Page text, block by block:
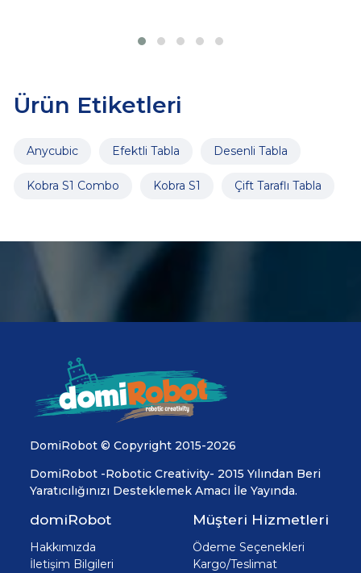
Ürün Etiketleri
Anycubic Efektli Tabla Desenli Tabla
Kobra S1 Combo Kobra S1 Çift Taraflı Tabla
DomiRobot © Copyright 2015-2026
DomiRobot -Robotic Creativity- 2015 Yılından Beri
Yaratıcılığınızı Desteklemek Amacı İle Yayında.
domiRobot
Hakkımızda
İletişim Bilgileri
Müşteri Hizmetleri
Ödeme Seçenekleri
Kargo/Teslimat